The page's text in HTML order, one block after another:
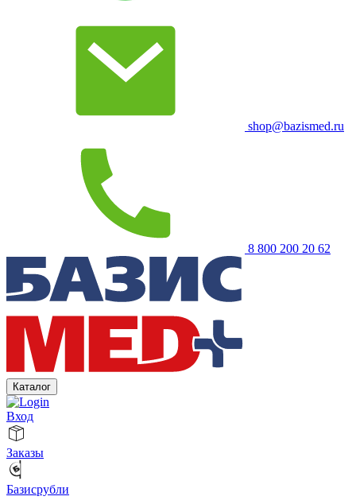
shop@bazismed.ru
8 800 200 20 62
Каталог
Вход
Заказы
Базисрубли